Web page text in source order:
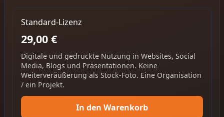
Standard-Lizenz
29,00 €
Digitale und gedruckte Nutzung in Websites, Social
Media, Blogs und Präsentationen. Keine
Weiterveräußerung als Stock-Foto. Eine Organisation
/ ein Projekt.
In den Warenkorb